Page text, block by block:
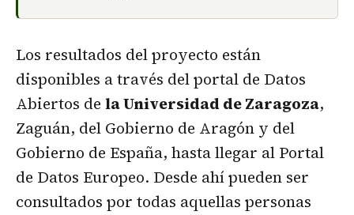
Los resultados del proyecto están
disponibles a través del portal de Datos
Abiertos de la Universidad de Zaragoza,
Zaguán, del Gobierno de Aragón y del
Gobierno de España, hasta llegar al Portal
de Datos Europeo. Desde ahí pueden ser
consultados por todas aquellas personas